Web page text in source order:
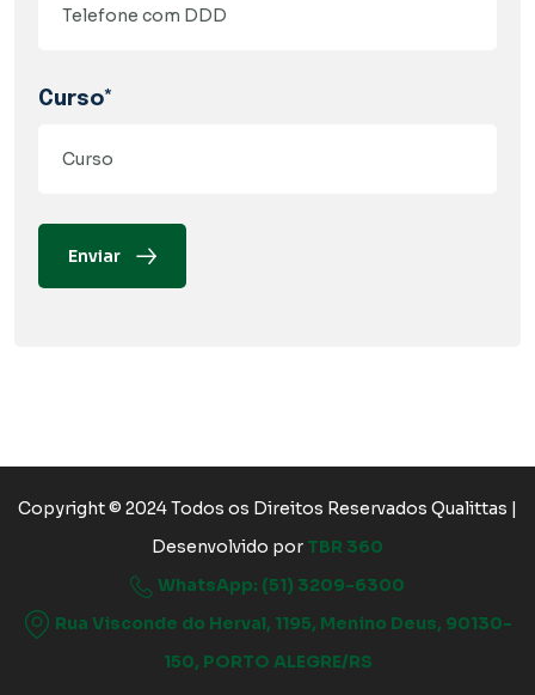
Curso*
Enviar
Copyright © 2024 Todos os Direitos Reservados Qualittas |
Desenvolvido por TBR 360
WhatsApp: (51) 3209-6300
Rua Visconde do Herval, 1195, Menino Deus, 90130-
150, PORTO ALEGRE/RS